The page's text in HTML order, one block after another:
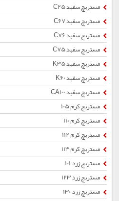
مستربچ سفید C25
مستربچ سفید C67
مستربچ سفید C76
مستربچ سفید C75
مستربچ سفید K35
مستربچ سفید K60
مستربچ سفید CA100
مستربچ کرم 105
مستربچ کرم 110
مستربچ کرم 112
مستربچ کرم 113
مستربچ زرد 101
مستربچ زرد 123
مستربچ زرد 130